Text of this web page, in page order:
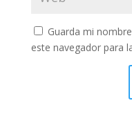
Guarda mi
este navegador para